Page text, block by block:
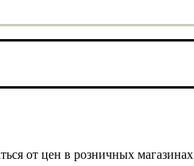
от цен в розничных магазинах